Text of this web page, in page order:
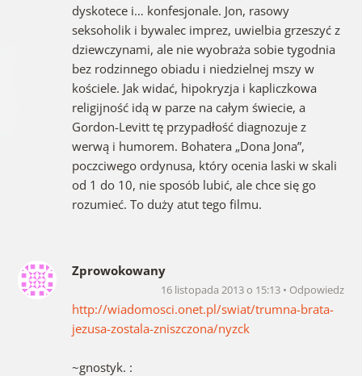
dyskotece i… konfesjonale. Jon, rasowy
seksoholik i bywalec imprez, uwielbia grzeszyć z
dziewczynami, ale nie wyobraża sobie tygodnia
bez rodzinnego obiadu i niedzielnej mszy w
kościele. Jak widać, hipokryzja i kapliczkowa
religijność idą w parze na całym świecie, a
Gordon-Levitt tę przypadłość diagnozuje z
werwą i humorem. Bohatera „Dona Jona”,
poczciwego ordynusa, który ocenia laski w skali
od 1 do 10, nie sposób lubić, ale chce się go
rozumieć. To duży atut tego filmu.
Zprowokowany
16 listopada 2013 o 15:13 Odpowiedz
http://wiadomosci.onet.pl/swiat/trumna-brata-
jezusa-zostala-zniszczona/nyzck
~gnostyk. :